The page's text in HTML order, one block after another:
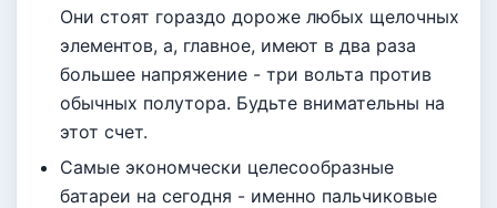
Они стоят гораздо дороже любых щелочных
элементов, а, главное, имеют в два раза
большее напряжение - три вольта против
обычных полутора. Будьте внимательны на
этот счет.
Самые экономчески целесообразные
батареи на сегодня - именно пальчиковые